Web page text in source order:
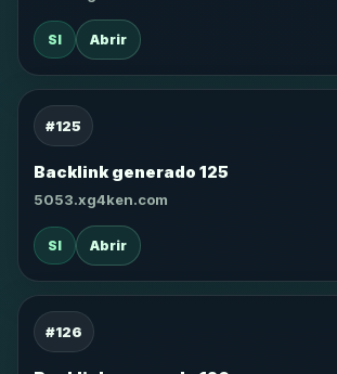
SI Abrir
#125
Backlink generado 125
5053.xg4ken.com
SI Abrir
#126